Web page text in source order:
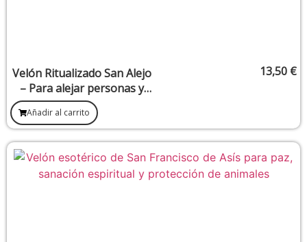
Velón Ritualizado San Alejo
– Para alejar personas y
energías perturbadoras
13,50 €
Añadir al carrito